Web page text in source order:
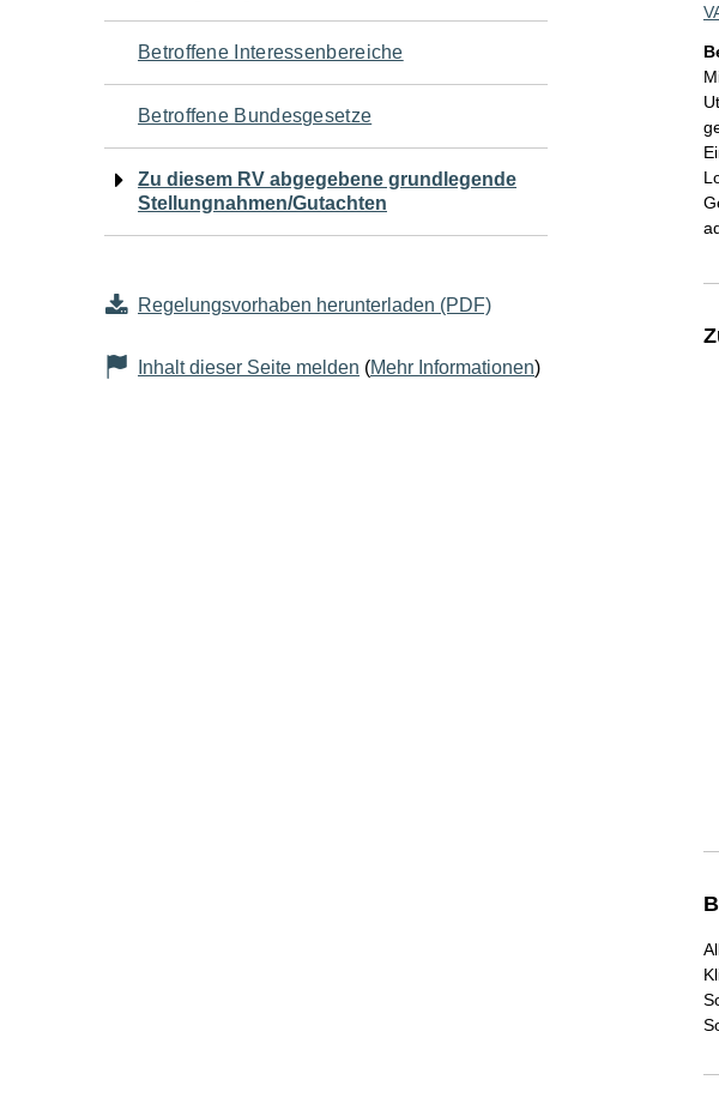
Seiteninhalt
Betroffene Interessenbereiche
Betroffene Bundesgesetze
Zu diesem RV abgegebene grundlegende
Stellungnahmen/Gutachten
Regelungsvorhaben herunterladen (PDF)
Inhalt dieser Seite melden (Mehr Informationen)